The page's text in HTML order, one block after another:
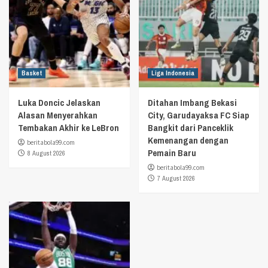
Basket
Luka Doncic Jelaskan
Alasan Menyerahkan
Tembakan Akhir ke LeBron
beritabola99.com
8 August 2026
Liga Indonesia
Ditahan Imbang Bekasi
City, Garudayaksa FC Siap
Bangkit dari Panceklik
Kemenangan dengan
Pemain Baru
beritabola99.com
7 August 2026